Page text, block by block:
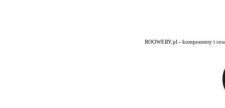
ROOWERY.pl - komponenty i